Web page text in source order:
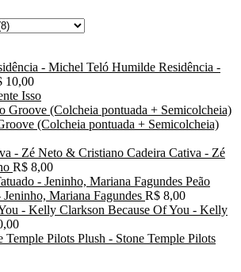
recente
Humilde Residência -
10,00
Isso
(Colcheia pontuada + Semicolcheia)
Cadeira Cativa - Zé
R$ 8,00
Peão
Mariana Fagundes R$ 8,00
Because Of You - Kelly
Plush - Stone Temple Pilots